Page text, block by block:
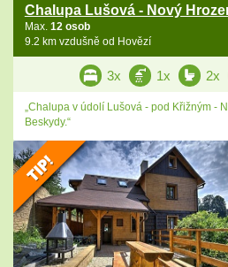
Chalupa Lušová - Nový
Max. 12 osob
9.2 km vzdušně od Hovězí
3x 1x 2x
„Chalupa v údolí Lušová - pod Křižným -
Beskydy.“